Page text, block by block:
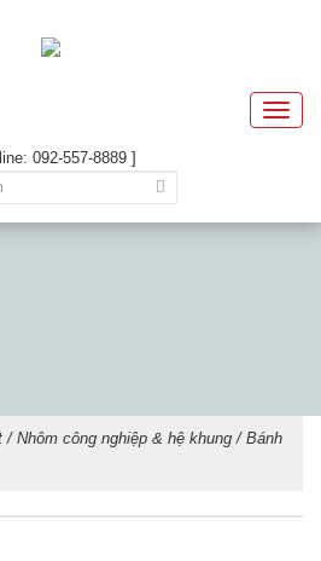
Toggle
092-557-8889 ]
/ Nhôm công nghiệp & hệ khung / Bánh